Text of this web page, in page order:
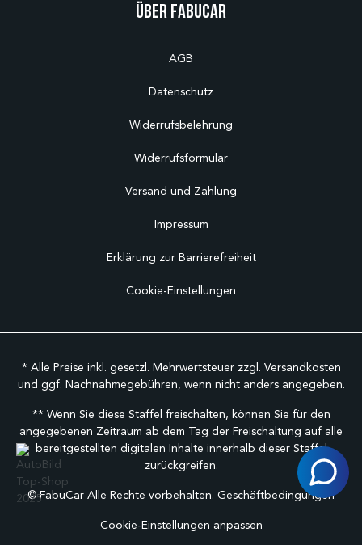
Über Fabucar
AGB
Datenschutz
Widerrufsbelehrung
Widerrufsformular
Versand und Zahlung
Impressum
Erklärung zur Barrierefreiheit
Cookie-Einstellungen
* Alle Preise inkl. gesetzl. Mehrwertsteuer zzgl. Versandkosten
und ggf. Nachnahmegebühren, wenn nicht anders angegeben.
** Wenn Sie diese Staffel freischalten, können Sie für den
angegebenen Zeitraum ab dem Tag der Freischaltung auf alle
bereitgestellten digitalen Inhalte innerhalb dieser Staffel
zurückgreifen.
©FabuCar Alle Rechte vorbehalten. Geschäftbedingungen
Cookie-Einstellungen anpassen